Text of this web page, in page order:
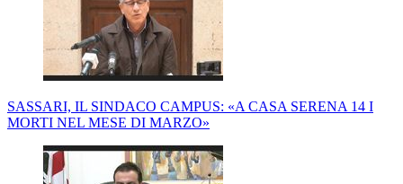
SASSARI, IL SINDACO CAMPUS: «A CASA SERENA 14 I
MORTI NEL MESE DI MARZO»